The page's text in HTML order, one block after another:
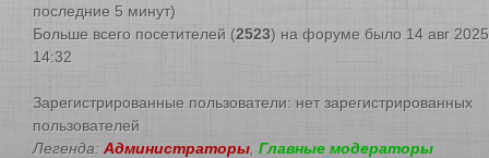
последние 5 минут)
Больше всего посетителей (2523) на форуме было 14 авг
14:32
Зарегистрированные пользователи: нет зарегистрированных
пользователей
Легенда: Администраторы Главные модераторы